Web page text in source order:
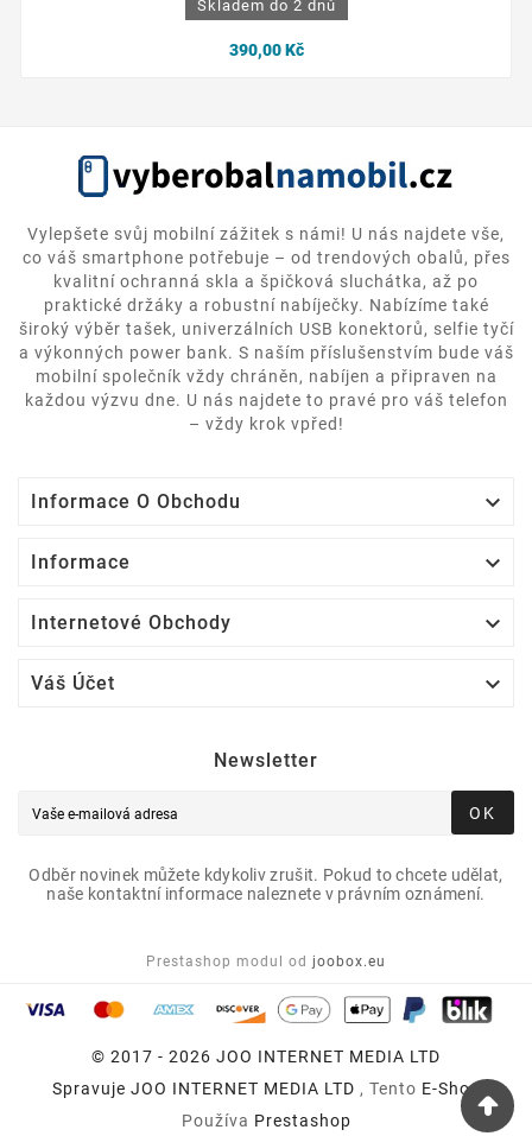
Skladem do 2 dnů
390,00 Kč
Vylepšete svůj mobilní zážitek s námi! U nás najdete vše,
co váš smartphone potřebuje – od trendových obalů, přes
kvalitní ochranná skla a špičková sluchátka, až po
praktické držáky a robustní nabíječky. Nabízíme také
široký výběr tašek, univerzálních USB konektorů, selfie tyčí
a výkonných power bank. S naším příslušenstvím bude váš
mobilní společník vždy chráněn, nabíjen a připraven na
každou výzvu dne. U nás najdete to pravé pro váš telefon
– vždy krok vpřed!
Informace O Obchodu 
Informace 
Internetové Obchody 
Váš Účet 
Newsletter
OK
Odběr novinek můžete kdykoliv zrušit. Pokud to chcete udělat,
naše kontaktní informace naleznete v právním oznámení.
Prestashop modul od joobox.eu
© 2017 - 2026 JOO INTERNET MEDIA LTD
Spravuje JOO INTERNET MEDIA LTD , Tento E-Shop
Používa Prestashop